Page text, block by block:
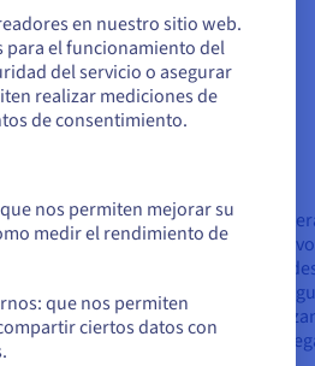
archivos que
Su código se
enviarse a un
de volver a
3. Ahora puede
elemento
utilizar imágenes
botones con el
JavaScript
acciones en el
Unidos
buscar el sitio web
en nuestro sitio web.
para el funcionamiento del
del servicio o asegurar
realizar mediciones de
de consentimiento.
nos permiten mejorar su
medir el rendimiento de
que nos permiten
ciertos datos con